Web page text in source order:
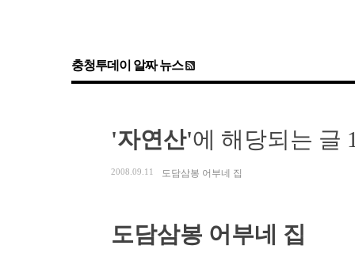
충청투데이 알짜 뉴스
'자연산'에 해당되는 글
2008.09.11 도담삼봉 어부네 집
도담삼봉 어부네 집